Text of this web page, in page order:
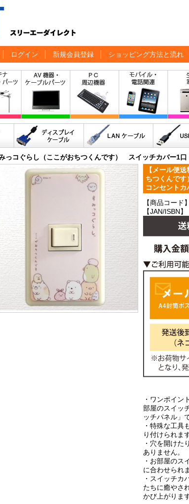
ログイン 新規会員登録 ショッピング方法と流れ
っコぐらし（ここがおちつくんです） スイッチカバー1口
【メール便
ちつくんで
コンセント
【商品コード
【JAN/ISBN
・ワンポイ
部屋のスイッ
ッチパネル」
・特殊な工具
り付けられます
・穴を開けた
ありません。
・お部屋のス
に合わせられ
・スイッチカ
たちに癒やさ
かび上がりま